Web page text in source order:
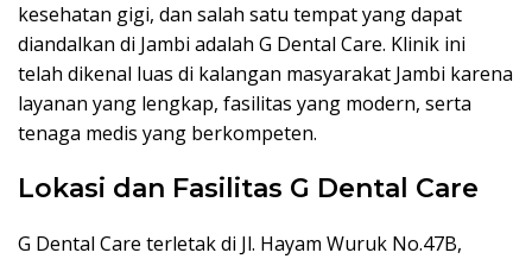
kesehatan gigi, dan salah satu tempat yang dapat
diandalkan di Jambi adalah G Dental Care. Klinik ini
telah dikenal luas di kalangan masyarakat Jambi karena
layanan yang lengkap, fasilitas yang modern, serta
tenaga medis yang berkompeten.
Lokasi dan Fasilitas G Dental Care
G Dental Care terletak di Jl. Hayam Wuruk No.47B,